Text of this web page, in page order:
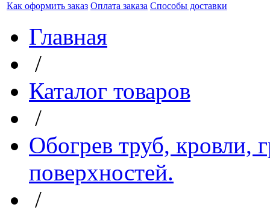
Как оформить заказ Оплата заказа Способы доставки
Главная
/
Каталог товаров
/
Обогрев труб, кровли,
поверхностей.
/